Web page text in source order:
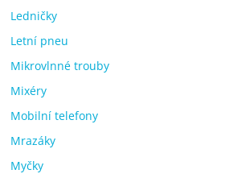
Ledničky
Letní pneu
Mikrovlnné trouby
Mixéry
Mobilní telefony
Mrazáky
Myčky